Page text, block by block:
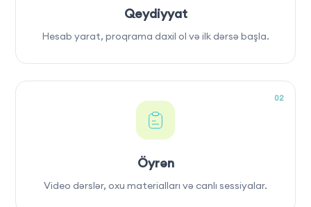
Qeydiyyat
Hesab yarat, proqrama daxil ol və ilk dərsə başla.
02
Öyrən
Video dərslər, oxu materialları və canlı sessiyalar.